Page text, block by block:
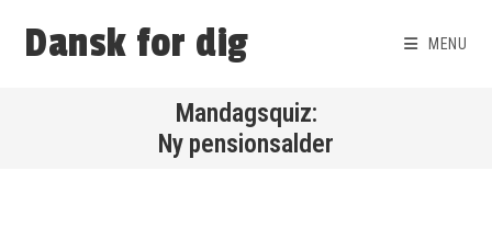
Dansk for dig MENU
Ny pensionsalder